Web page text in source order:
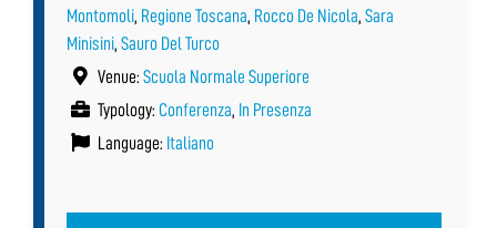
Montomoli, Regione Toscana, Rocco De Nicola, Sara
Minisini, Sauro Del Turco
Venue: Scuola Normale Superiore
Typology: Conferenza, In Presenza
Language: Italiano